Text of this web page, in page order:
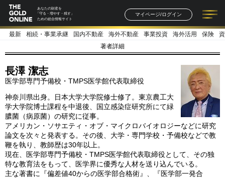
あなたの財産を
「守る・増やす・残す」
ための総合情報サイト
マイページ/ログイン
記事一覧 連載一覧
著者一覧 書籍一覧
最新 相続・事業承継 国内不動産 海外不動産 事業投資 海外活用 保険
著者詳細
長澤 潔志
医学部専門予備校・TMPS医学館代表取締役
神奈川県出身。日本大学大学院修士修了。東京農工大
学大学院博士課程を中退後、国立感染症研究所にて緑
膿菌（病原菌）の研究に従事。
アメリカン・ソサエティ・オブ・マイクロバイオロジーなどに研究
論文を次々と発表する。その後、大学・専門学校・予備校などで教
鞭を執り、教師歴は30年以上。
現在、医学部専門予備校・TMPS医学館代表取締役として、その独
特な教育法をもって、医学界に優秀な人材を送り込んでいる。
主な著書に『偏差値40からの医学部合格術』、『医学部一発合